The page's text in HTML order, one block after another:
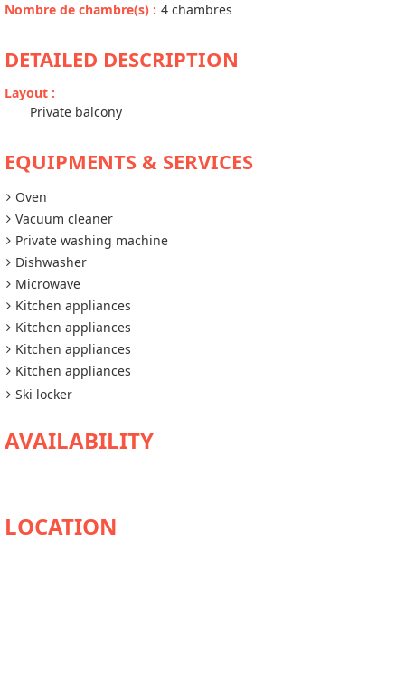
Nombre de chambre(s) : 4 chambres
DETAILED DESCRIPTION
Layout :
Private balcony
EQUIPMENTS & SERVICES
Oven
Vacuum cleaner
Private washing machine
Dishwasher
Microwave
Kitchen appliances
Kitchen appliances
Kitchen appliances
Kitchen appliances
Ski locker
AVAILABILITY